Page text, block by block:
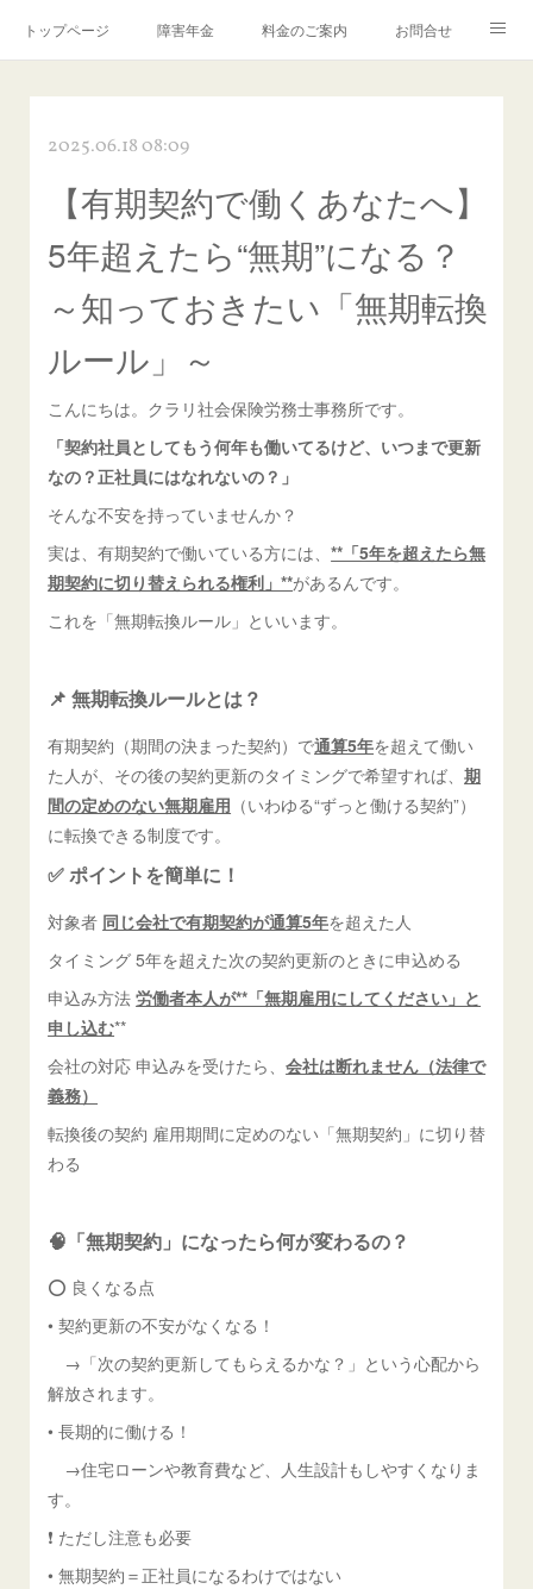
トップページ 障害年金 料金のご案内 お問合せ
2025.06.18 08:09
【有期契約で働くあなたへ】
5年超えたら“無期”になる？
～知っておきたい「無期転換
ルール」～
こんにちは。クラリ社会保険労務士事務所です。
「契約社員としてもう何年も働いてるけど、いつまで更新
なの？正社員にはなれないの？」
そんな不安を持っていませんか？
実は、有期契約で働いている方には、**「5年を超えたら無
期契約に切り替えられる権利」**があるんです。
これを「無期転換ルール」といいます。
📌 無期転換ルールとは？
有期契約（期間の決まった契約）で通算5年を超えて働い
た人が、その後の契約更新のタイミングで希望すれば、期
間の定めのない無期雇用 （いわゆる“ずっと働ける契約”）
に転換できる制度です。
✅ ポイントを簡単に！
対象者 同じ会社で有期契約が通算5年を超えた人
タイミング 5年を超えた次の契約更新のときに申込める
申込み方法労働者本人が**「無期雇用にしてください」と
申し込む**
会社の対応 申込みを受けたら、会社は断れません（法律で
義務）
転換後の契約 雇用期間に定めのない「無期契約」に切り替
わる
🧠「無期契約」になったら何が変わるの？
⭕ 良くなる点
• 契約更新の不安がなくなる！
→「次の契約更新してもらえるかな？」という心配から
解放されます。
• 長期的に働ける！
→住宅ローンや教育費など、人生設計もしやすくなりま
す。
❗ ただし注意も必要
• 無期契約＝正社員になるわけではない